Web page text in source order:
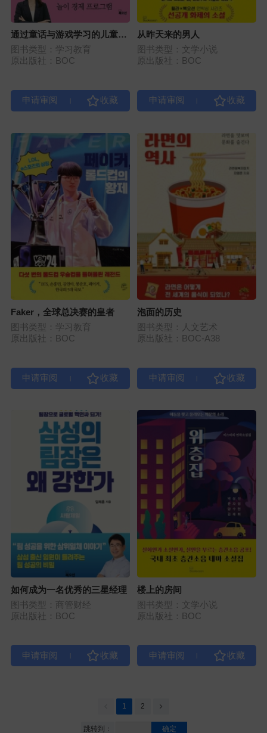
通过童话与游戏学习的儿童玩
乐经济学
图书类型：学习教育
原出版社：BOC
从昨天来的男人
图书类型：文学小说
原出版社：BOC
Faker，全球总决赛的皇者
图书类型：学习教育
原出版社：BOC
泡面的历史
图书类型：人文艺术
原出版社：BOC-A38
如何成为一名优秀的三星经理
图书类型：商管财经
原出版社：BOC
楼上的房间
图书类型：文学小说
原出版社：BOC
1 2
跳转到： 确定